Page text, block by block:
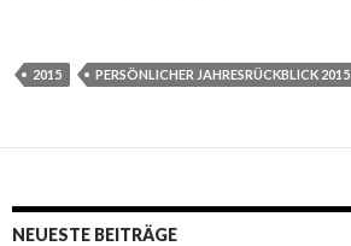
2015 PERSÖNLICHER JAHRESRÜCKBLICK 2015
NEUESTE BEITRÄGE